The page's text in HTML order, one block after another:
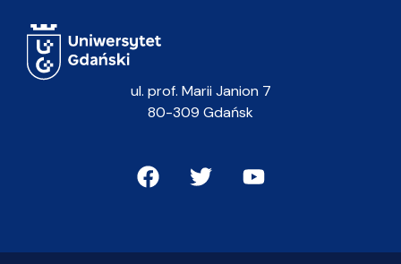
ul. prof. Marii Janion 7
80-309 Gdańsk